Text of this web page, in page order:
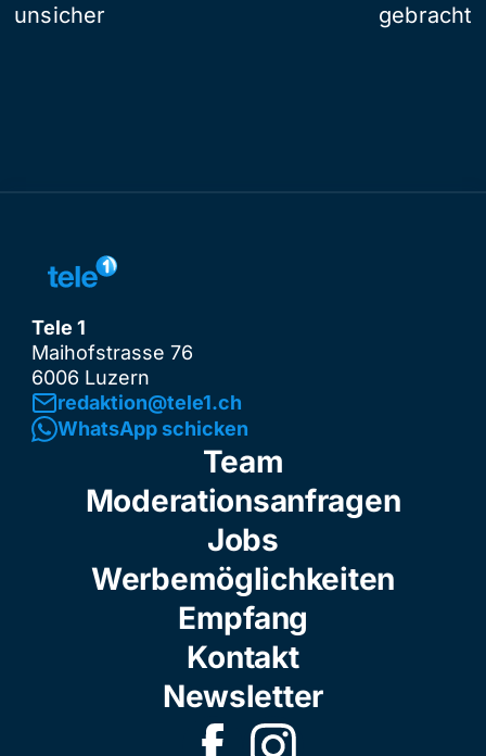
unsicher
gebracht
Tele 1
Maihofstrasse 76
6006 Luzern
redaktion@tele1.ch
WhatsApp schicken
Team
Moderationsanfragen
Jobs
Werbemöglichkeiten
Empfang
Kontakt
Newsletter